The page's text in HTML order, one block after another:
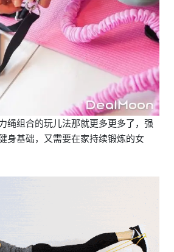
绳组合的玩儿法那就更多更多了，强
身基础，又需要在家持续锻炼的女